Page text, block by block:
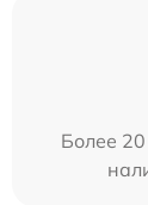
Более 20